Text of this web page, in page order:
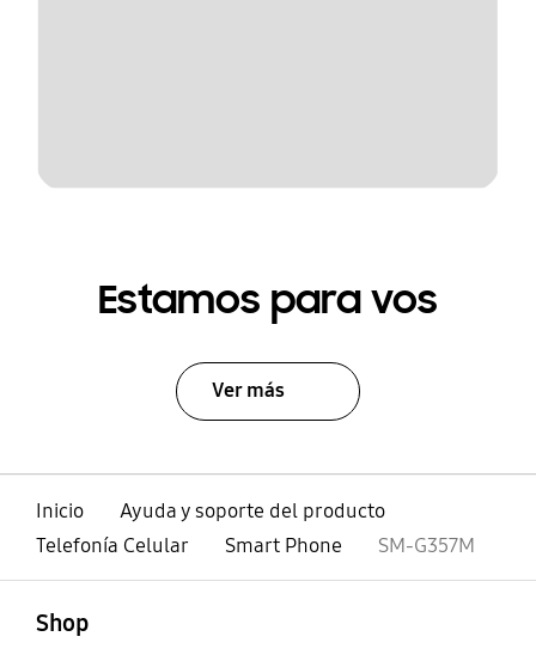
Estamos para vos
Ver más
Inicio
Ayuda y soporte del producto
Telefonía Celular
Smart Phone SM-G357M
Shop